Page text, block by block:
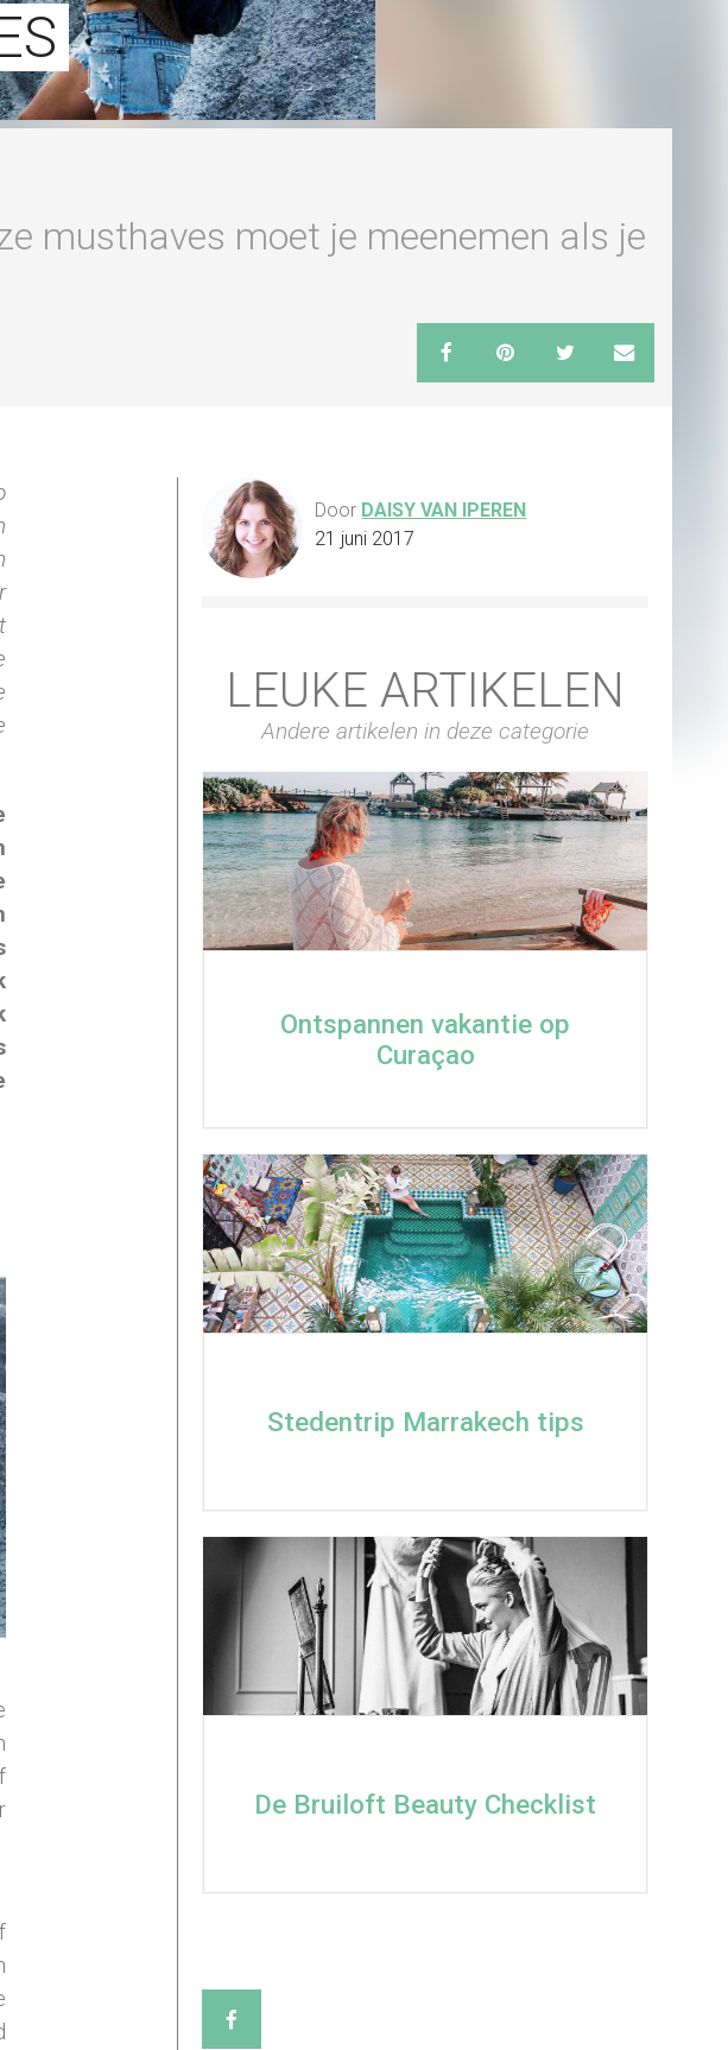
musthaves moet je meenemen als je
Door DAISY VAN IPEREN
21 juni 2017
LEUKE ARTIKELEN
Andere artikelen in deze categorie
Ontspannen vakantie op
Curaçao
Stedentrip Marrakech tips
De Bruiloft Beauty Checklist